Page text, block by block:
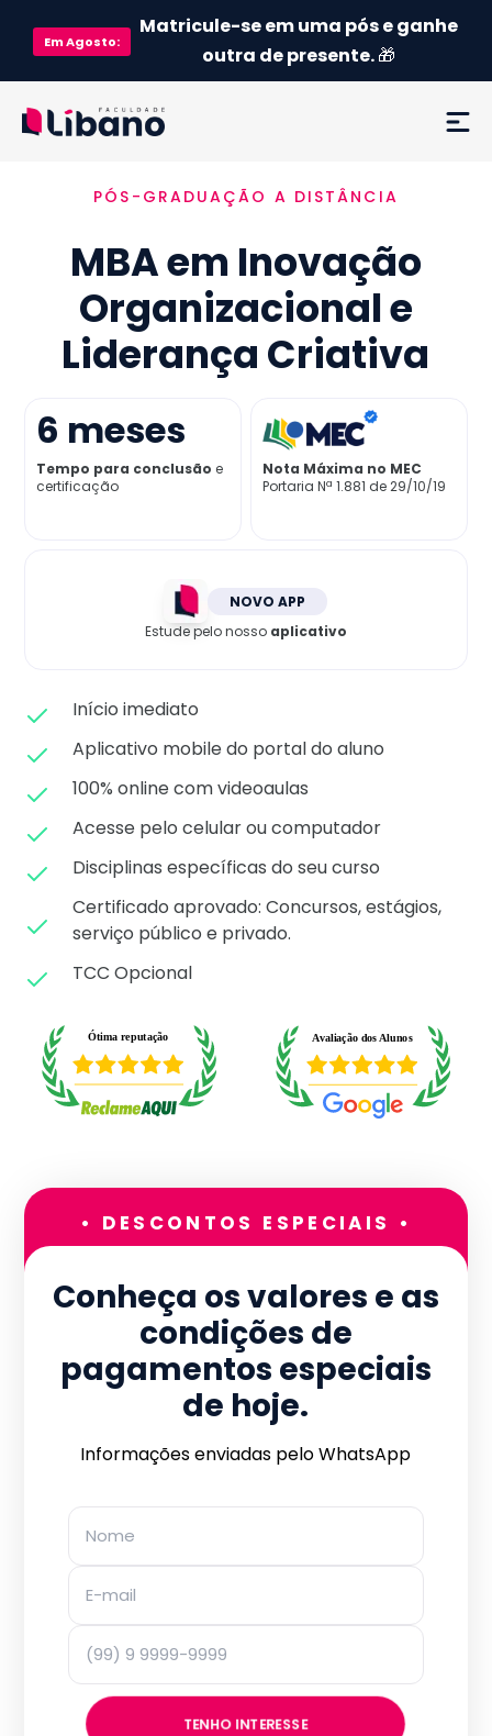
EmAgosto:
Matricule-se em uma pós e ganhe
outra de presente.🎁
Ementa
Como funciona
Credenciamento MEC
Já sou aluno
PÓS-GRADUAÇÃO A DISTÂNCIA
MBA em Inovação
Organizacional e
Liderança Criativa
6 meses
Tempo para conclusão e
certificação
Nota Máxima no MEC
Portaria Nª 1.881 de 29/10/19
NOVO APP
Estude pelo nosso aplicativo
Início imediato
Aplicativo mobile do portal do aluno
100% online com videoaulas
Acesse pelo celular ou computador
Disciplinas específicas do seu curso
Certificado aprovado: Concursos, estágios,
serviço público e privado.
TCC Opcional
• DESCONTOS ESPECIAIS •
Conheça os valores e as
condições de
pagamentos especiais
de hoje.
Informações enviadas pelo WhatsApp
TENHO INTERESSE